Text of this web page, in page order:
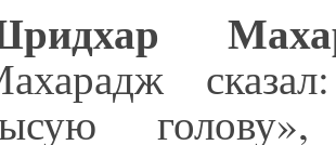
голову»,